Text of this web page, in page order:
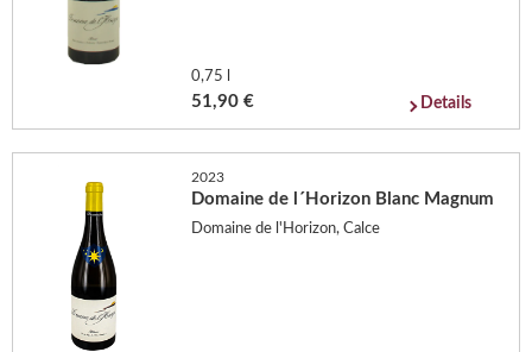
0,75 l
51,90 € Details
2023
Domaine de l´Horizon Blanc Magnum
Domaine de l'Horizon, Calce